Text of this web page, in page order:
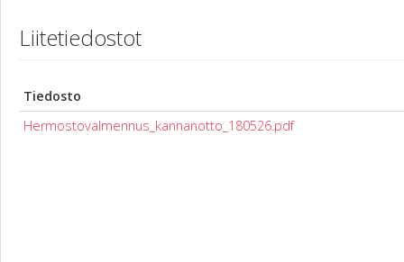
Liitetiedostot
Tiedosto
Hermostovalmennus_kannanotto_180526.pdf